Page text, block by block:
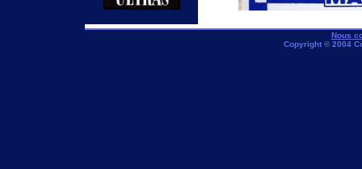
Nous
Copyright © 2004